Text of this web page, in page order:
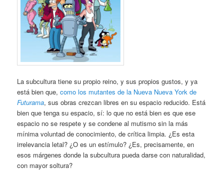
La subcultura tiene su propio reino, y sus propios gustos, y ya
está bien que,como los mutantes de la Nueva Nueva York de
Futurama, sus obras crezcan libres en su espacio reducido. Está
bien que tenga su espacio, sí: lo que no está bien es que ese
espacio no se respete y se condene al mutismo sin la más
mínima voluntad de conocimiento, de crítica limpia. ¿Es esta
irrelevancia letal? ¿O es un estímulo? ¿Es, precisamente, en
esos márgenes donde la subcultura pueda darse con naturalidad,
con mayor soltura?